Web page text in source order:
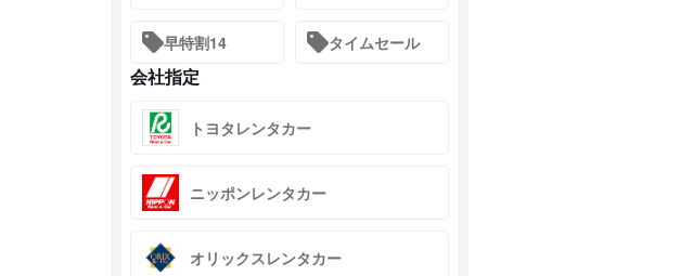
早特割14 タイムセール
会社指定
トヨタレンタカー
ニッポンレンタカー
オリックスレンタカー